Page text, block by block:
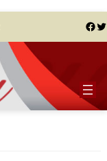
Facebook Twitter